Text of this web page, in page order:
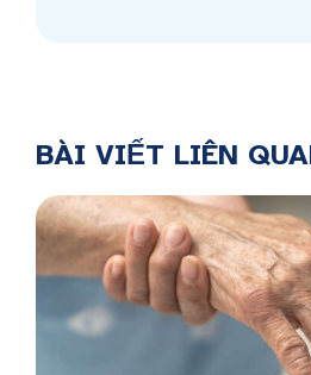
BÀI VIẾT LIÊN